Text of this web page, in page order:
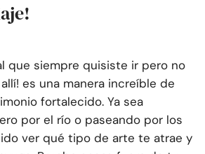
que siempre quisiste ir pero no
allí! es una manera increíble de
fortalecido. Ya sea
por el río o paseando por los
ver qué tipo de arte te atrae y